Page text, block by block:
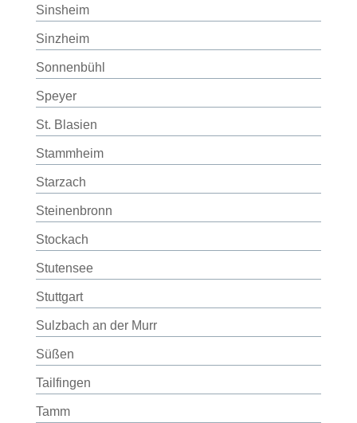
Sinsheim
Sinzheim
Sonnenbühl
Speyer
St. Blasien
Stammheim
Starzach
Steinenbronn
Stockach
Stutensee
Stuttgart
Sulzbach an der Murr
Süßen
Tailfingen
Tamm